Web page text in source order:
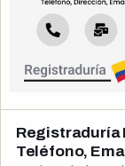
Registraduría
Teléfono,